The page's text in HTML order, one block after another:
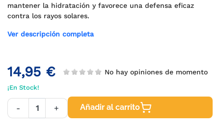
mantener la hidratación y favorece una defensa eficaz
contra los rayos solares.
Ver descripción completa
14,95 € No hay opiniones de momento
¡En Stock!
- + Añadir al carrito